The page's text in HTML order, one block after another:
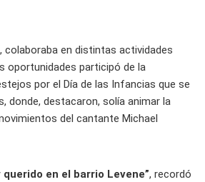
colaboraba en distintas actividades
oportunidades participó de la
por el Día de las Infancias que se
donde, destacaron, solía animar la
del cantante Michael
querido en el barrio Levene”, recordó